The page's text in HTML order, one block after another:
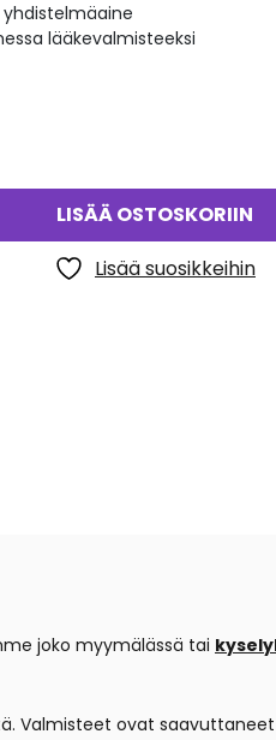
lääkevalmisteeksi
LISÄÄ OSTOSKORIIN
Lisää suosikkeihin
joko myymälässä tai
Valmisteet ovat